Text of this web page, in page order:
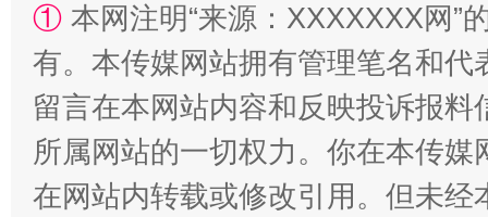
招工难、用工荒背后
① 本网注明“来源：XXXXXXX网”
有。本传媒网站拥有管理笔名和
留言在本网站内容和反映投诉报
所属网站的一切权力。你在本传
在网站内转载或修改引用。但未